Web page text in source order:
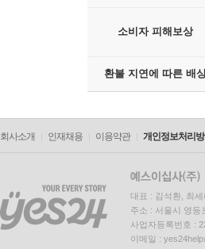
소비자 피해보상
환불 지연에 따른 배
회사소개 인재채용 이용약관 개인정보처리
대표 : 김석환, 최세
주소 : 서울시 영등
사업자등록번호 :
이메일 :